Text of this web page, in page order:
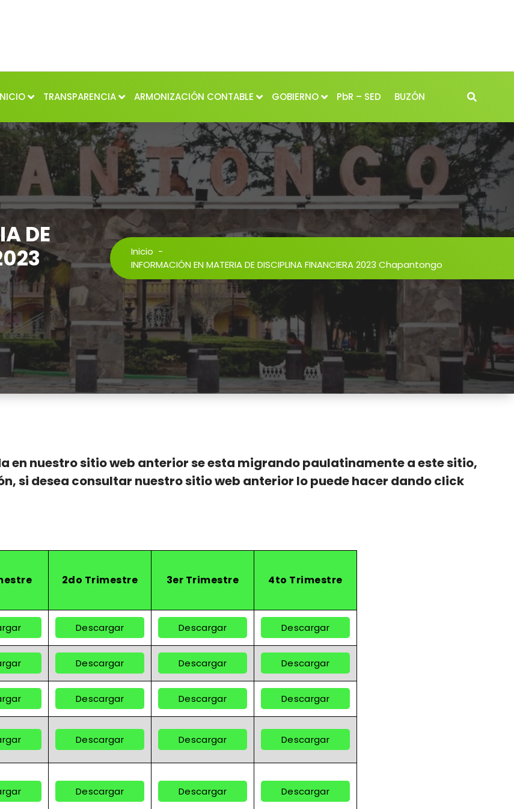
TRANSPARENCIA ARMONIZACIÓN CONTABLE GOBIERNO PbR – SED BUZÓN
DE
Inicio -
INFORMACIÓN EN MATERIA DE DISCIPLINA FINANCIERA 2023 Chapantongo
en nuestro sitio web anterior se esta migrando paulatinamente a este sitio,
si desea consultar nuestro sitio web anterior lo puede hacer dando click
2do Trimestre 3er Trimestre 4to Trimestre
Descargar Descargar Descargar
Descargar Descargar Descargar
Descargar Descargar Descargar
Descargar Descargar Descargar
Descargar Descargar Descargar